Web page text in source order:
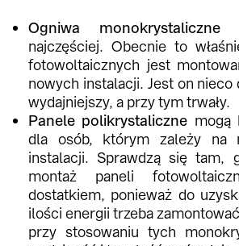
Ogniwa monokrystaliczne
najczęściej. Obecnie to
fotowoltaicznych jest
nowych instalacji. Jest on nieco
wydajniejszy, a przy tym trwały.
Panele polikrystaliczne mogą
dla osób, którym zależy na
instalacji. Sprawdzą się tam,
montaż paneli
dostatkiem, ponieważ do
ilości energii trzeba
przy stosowaniu tych